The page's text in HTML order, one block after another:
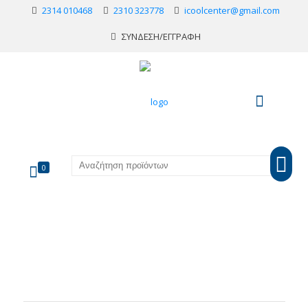
2314 010468 2310 323778 icoolcenter@gmail.com
ΣΥΝΔΕΣΗ/ΕΓΓΡΑΦΗ
0